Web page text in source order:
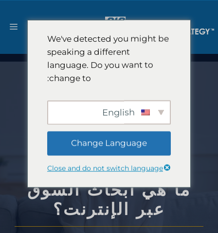
المحتوى
ما هي أبحاث السوق
عبر الإنترنت؟
We've detected you might be
speaking a different
language. Do you want to
change to:
Change Language
Close and do not switch language